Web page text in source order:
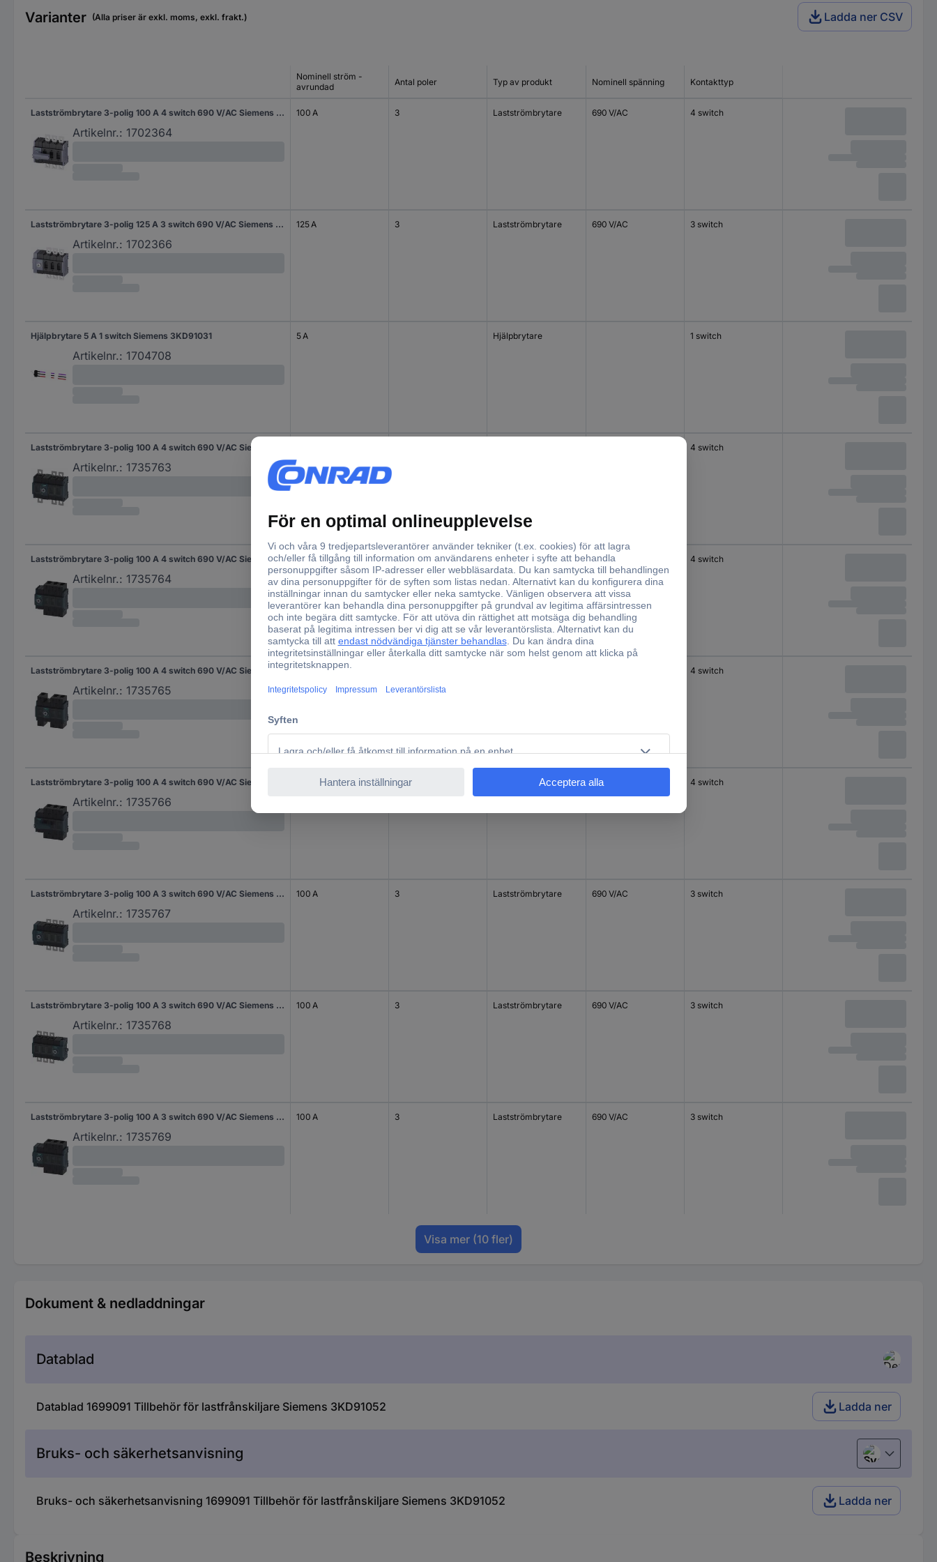
Varianter (Alla priser är exkl. moms, exkl. frakt.) Ladda ner CSV
Nominell ström -
avrundad
Antal poler Typ av produkt Nominell spänning Kontakttyp
Lastströmbrytare 3-polig 100 A 4 switch 690 V/AC Siemens 3KD30320NE100
Artikelnr.: 1702364
100 A 3 Lastströmbrytare 690 V/AC 4 switch
Lastströmbrytare 3-polig 125 A 3 switch 690 V/AC Siemens 3KD32340NE100
Artikelnr.: 1702366
125 A 3 Lastströmbrytare 690 V/AC 3 switch
Hjälpbrytare 5 A 1 switch Siemens 3KD91031
Artikelnr.: 1704708
5 A Hjälpbrytare 1 switch
Artikelnr.: 1735763
4 switch
Lastströmbrytare 3-polig 100 A 4 switch 690 V/AC Siemens 3KD30302NE100
Artikelnr.: 1735764
100 A 3 Lastströmbrytare 690 V/AC 4 switch
Lastströmbrytare 3-polig 100 A 4 switch 690 V/AC Siemens 3KD30302NE200
Artikelnr.: 1735765
100 A 4 switch
Artikelnr.: 1735766
3 Lastströmbrytare 690 V/AC 4 switch
Lastströmbrytare 3-polig 100 A 3 switch 690 V/AC Siemens 3KD30340NE100
Artikelnr.: 1735767
100 A 3 Lastströmbrytare 690 V/AC 3 switch
Lastströmbrytare 3-polig 100 A 3 switch 690 V/AC Siemens 3KD30340NE400
Artikelnr.: 1735768
100 A 3 Lastströmbrytare 690 V/AC 3 switch
Lastströmbrytare 3-polig 100 A 3 switch 690 V/AC Siemens 3KD30342NE100
Artikelnr.: 1735769
100 A 3 Lastströmbrytare 690 V/AC 3 switch
Visa mer (10 fler)
Dokument & nedladdningar
Datablad
Datablad 1699091 Tillbehör för lastfrånskiljare Siemens 3KD91052 Ladda ner
Bruks- och säkerhetsanvisning Svenska
Bruks- och säkerhetsanvisning 1699091 Tillbehör för lastfrånskiljare Siemens 3KD91052 Ladda ner
Beskrivning